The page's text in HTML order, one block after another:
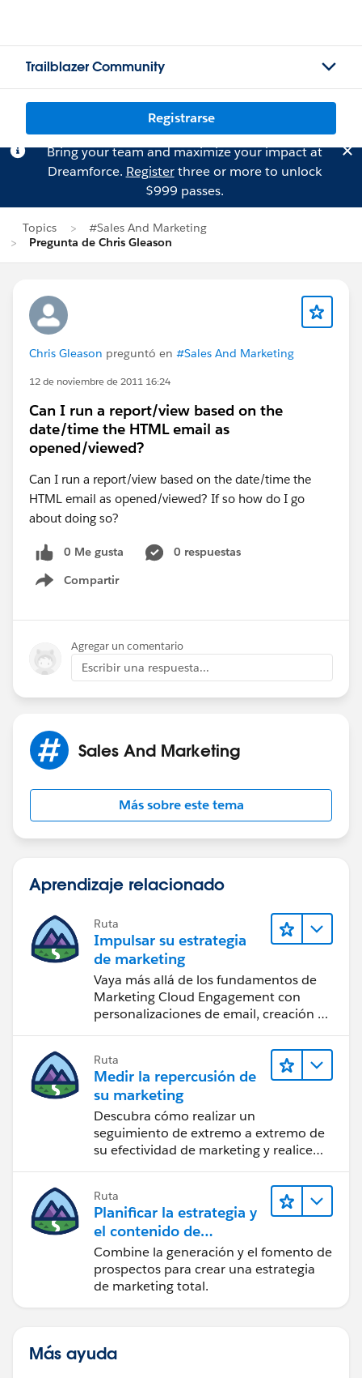
Trailblazer Community
Registrarse
Bring your team and maximize your impact at
Dreamforce. Registerthree or more to unlock
$999 passes.
Topics
#Sales And Marketing
Pregunta de Chris Gleason
Chris Gleason preguntó en #Sales And Marketing
12 de noviembre de 2011 16:24
Can I run a report/view based on the
date/time the HTML email as
opened/viewed?
Can I run a report/view based on the date/time the
HTML email as opened/viewed? If so how do I go
about doing so?
0 Me gusta
0 respuestas
Compartir
Show menu
Agregar un comentario
Escribir una respuesta...
Sales And Marketing
Más sobre este tema
Aprendizaje relacionado
Ruta
Impulsar su estrategia
de marketing
Vaya más allá de los fundamentos de
Marketing Cloud Engagement con
personalizaciones de email, creación de
Ruta
Medir la repercusión de
su marketing
Descubra cómo realizar un
seguimiento de extremo a extremo de
su efectividad de marketing y realice
Ruta
Planificar la estrategia y
el contenido de
marketing con
Marketing Cloud
Account Engagement
Combine la generación y el fomento de
prospectos para crear una estrategia
de marketing total.
Más ayuda